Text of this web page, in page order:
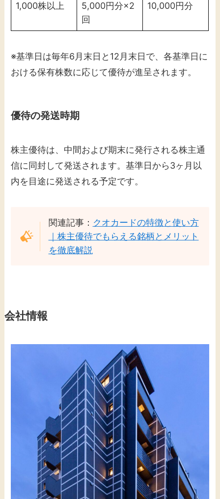
1,000株以上
5,000円分×2
回
10,000円分
※基準日は毎年6月末日と12月末日で、各基準日に
おける保有株数に応じて優待が進呈されます。
優待の発送時期
株主優待は、中間および期末に発行される株主通
信に同封して発送されます。​基準日から3ヶ月以
内を目途に発送される予定です。​
関連記事： クオカードの特徴と使い方
｜株主優待でもらえる銘柄とメリット
を徹底解説
会社情報